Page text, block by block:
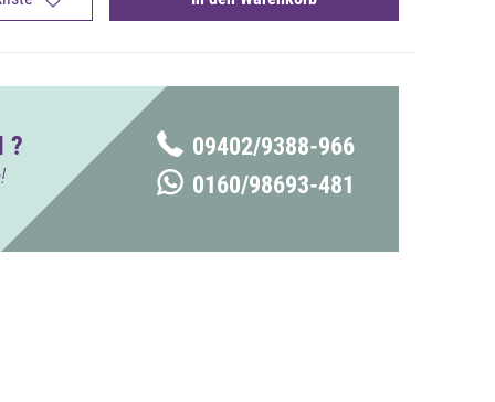
?
09402/9388-966
0160/98693-481